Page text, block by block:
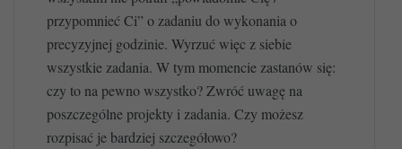
przypomnieć Ci” o zadaniu do wykonania o
precyzyjnej godzinie. Wyrzuć więc z siebie
wszystkie zadania. W tym momencie zastanów się:
czy to na pewno wszystko? Zwróć uwagę na
poszczególne projekty i zadania. Czy możesz
rozpisać je bardziej szczegółowo?